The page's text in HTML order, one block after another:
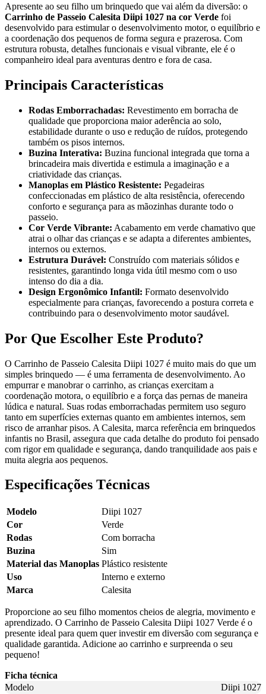
Apresente ao seu filho um brinquedo que vai além da diversão: o
Carrinho de Passeio Calesita Diipi 1027 na cor Verde foi
desenvolvido para estimular o desenvolvimento motor, o equilíbrio e
a coordenação dos pequenos de forma segura e prazerosa. Com
estrutura robusta, detalhes funcionais e visual vibrante, ele é o
companheiro ideal para aventuras dentro e fora de casa.
Principais Características
Rodas Emborrachadas: Revestimento em borracha de
qualidade que proporciona maior aderência ao solo,
estabilidade durante o uso e redução de ruídos, protegendo
também os pisos internos.
Buzina Interativa: Buzina funcional integrada que torna a
brincadeira mais divertida e estimula a imaginação e a
criatividade das crianças.
Manoplas em Plástico Resistente: Pegadeiras
confeccionadas em plástico de alta resistência, oferecendo
conforto e segurança para as mãozinhas durante todo o
passeio.
Cor Verde Vibrante: Acabamento em verde chamativo que
atrai o olhar das crianças e se adapta a diferentes ambientes,
internos ou externos.
Estrutura Durável: Construído com materiais sólidos e
resistentes, garantindo longa vida útil mesmo com o uso
intenso do dia a dia.
Design Ergonômico Infantil: Formato desenvolvido
especialmente para crianças, favorecendo a postura correta e
contribuindo para o desenvolvimento motor saudável.
Por Que Escolher Este Produto?
O Carrinho de Passeio Calesita Diipi 1027 é muito mais do que um
simples brinquedo — é uma ferramenta de desenvolvimento. Ao
empurrar e manobrar o carrinho, as crianças exercitam a
coordenação motora, o equilíbrio e a força das pernas de maneira
lúdica e natural. Suas rodas emborrachadas permitem uso seguro
tanto em superfícies externas quanto em ambientes internos, sem
risco de arranhar pisos. A Calesita, marca referência em brinquedos
infantis no Brasil, assegura que cada detalhe do produto foi pensado
com rigor em qualidade e segurança, dando tranquilidade aos pais e
muita alegria aos pequenos.
Especificações Técnicas
Modelo
Diipi 1027
Cor
Verde
Rodas
Com borracha
Buzina
Sim
Material das Manoplas Plástico resistente
Uso
Interno e externo
Marca
Calesita
Proporcione ao seu filho momentos cheios de alegria, movimento e
aprendizado. O Carrinho de Passeio Calesita Diipi 1027 Verde é o
presente ideal para quem quer investir em diversão com segurança e
qualidade garantida. Adicione ao carrinho e surpreenda o seu
pequeno!
Ficha técnica
Modelo
Diipi 1027